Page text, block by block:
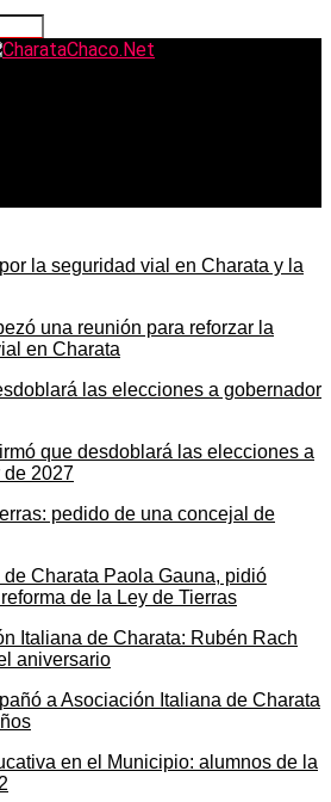
una reunión para reforzar la
en Charata
que desdoblará las elecciones a
de 2027
de Charata Paola Gauna, pidió
de la Ley de Tierras
a Asociación Italiana de Charata